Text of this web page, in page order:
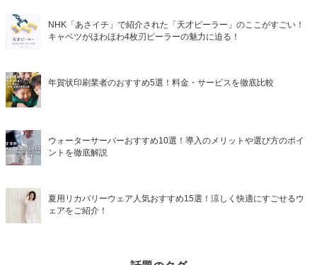
NHK「あさイチ」で紹介された「天才ピーラー」のここがすごい！
キャベツがほわほわ4枚刃ピーラーの魅力に迫る！
年賀状印刷業者のおすすめ5選！料金・サービスを徹底比較
ウォーターサーバーおすすめ10選！導入のメリットや選び方のポイ
ントを徹底解説
夏用リカバリーウェア人気おすすめ15選！涼しく快適にすごせるウ
ェアをご紹介！